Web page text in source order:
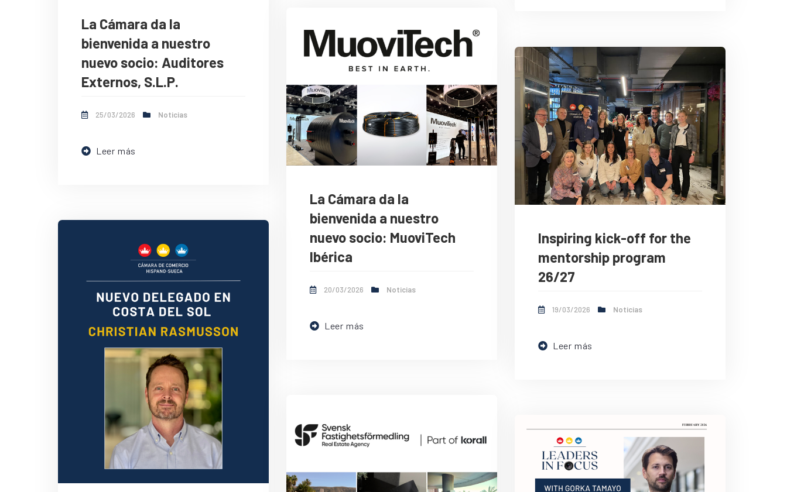
La Cámara da la
bienvenida a nuestro
nuevo socio: Auditores
Externos, S.L.P.
25/03/2026 Noticias
Leer más
La Cámara da la
bienvenida a nuestro
nuevo socio: MuoviTech
Ibérica
20/03/2026 Noticias
Leer más
Inspiring kick-off for the
mentorship program
26/27
19/03/2026 Noticias
Leer más